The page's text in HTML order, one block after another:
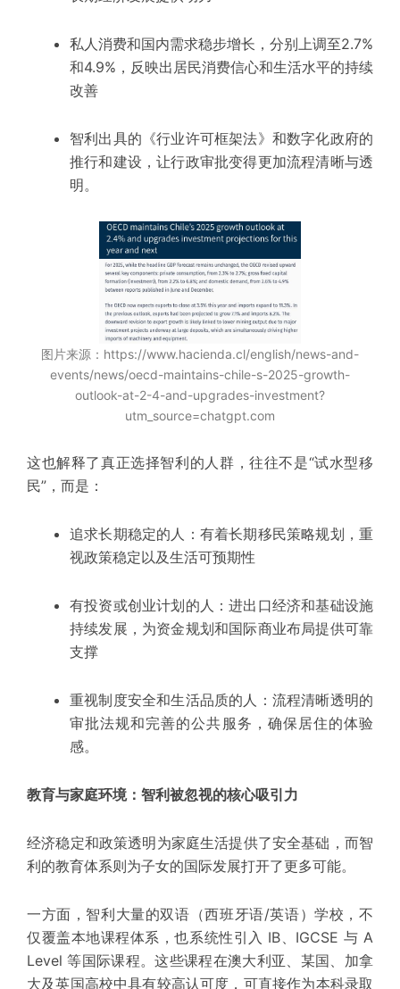
私人消费和国内需求稳步增长，分别上调至2.7%
和4.9%，反映出居民消费信心和生活水平的持续
改善
智利出具的《行业许可框架法》和数字化政府的
推行和建设，让行政审批变得更加流程清晰与透
明。
图片来源： https://www.hacienda.cl/english/news-and-
events/news/oecd-maintains-chile-s-2025-growth-
outlook-at-2-4-and-upgrades-investment?
utm_source=chatgpt.com
这也解释了真正选择智利的人群，往往不是“试水型移
民”，而是：
追求长期稳定的人：有着长期移民策略规划，重
视政策稳定以及生活可预期性
有投资或创业计划的人：进出口经济和基础设施
持续发展，为资金规划和国际商业布局提供可靠
支撑
重视制度安全和生活品质的人： 流程清晰透明的
审批法规和完善的公共服务，确保居住的体验
感。
教育与家庭环境：智利被忽视的核心吸引力
经济稳定和政策透明为家庭生活提供了安全基础，而智
利的教育体系则为子女的国际发展打开了更多可能。
一方面，智利大量的双语（西班牙语/英语）学校，不
仅覆盖本地课程体系，也系统性引入 IB、 IGCSE 与 A
Level 等国际课程。这些课程在澳大利亚、某国、加拿
大及英国高校中具有较高认可度，可直接作为本科录取